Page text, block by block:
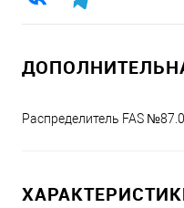
Распределитель FAS